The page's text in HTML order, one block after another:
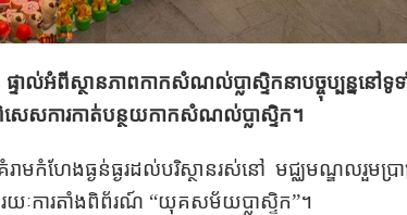
ពីស្ថានភាព​កាកសំណល់ប្លាស្ទិកនាបច្ចុប្បន្ននៅទូទាំ
សេសការកាត់បន្ថយកាកសំណល់ប្លាស្ទិក។
ហែង​ធ្ងន់ធ្ងរដល់បរិស្ថានរស់នៅ មជ្ឈមណ្ឌល​រួម​ប្
ៈការ​តាំងពិព័រណ៍ “យុគសម័យ​ប្លាស្ទិក”។